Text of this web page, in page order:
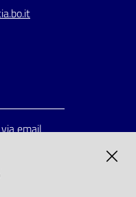
email